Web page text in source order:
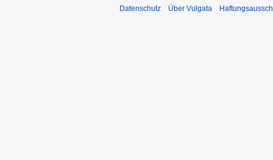
Datenschutz Über Vulgata